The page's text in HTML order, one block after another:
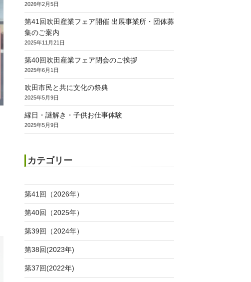
2026年2月5日
第41回吹田産業フェア開催 出展事業所・団体募
集のご案内
2025年11月21日
第40回吹田産業フェア閉会のご挨拶
2025年6月1日
吹田市民と共に文化の祭典
2025年5月9日
縁日・謎解き・子供お仕事体験
2025年5月9日
カテゴリー
第41回（2026年）
第40回（2025年）
第39回（2024年）
第38回(2023年)
第37回(2022年)